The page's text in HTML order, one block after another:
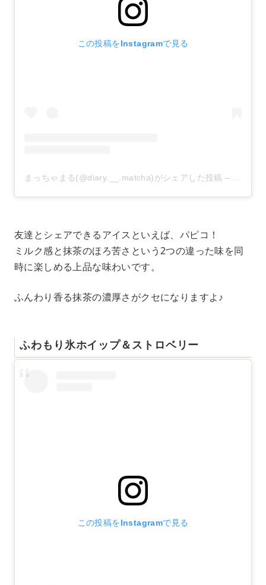
この投稿をInstagramで見る
まっちゃまる(@diary.__.matcha)がシェアした投稿 –
友達とシェアできるアイスといえば、パピコ！
ミルク感と抹茶のほろ苦さという2つの違った味を同
時に楽しめる上品な味わいです。
ふんわり香る抹茶の濃厚さがクセになりますよ♪
ふわもり氷ホイップ＆ストロベリー
この投稿をInstagramで見る